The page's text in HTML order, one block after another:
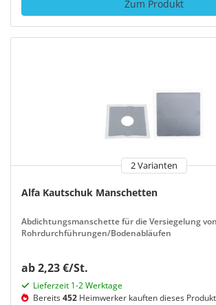
Zum Produkt
2 Varianten
Alfa Kautschuk Manschetten
Abdichtungsmanschette für die Versiegelung von
Rohrdurchführungen/Bodenabläufen
ab 2,23 €/St.
Lieferzeit 1-2 Werktage
Bereits452 Heimwerker kauften dieses